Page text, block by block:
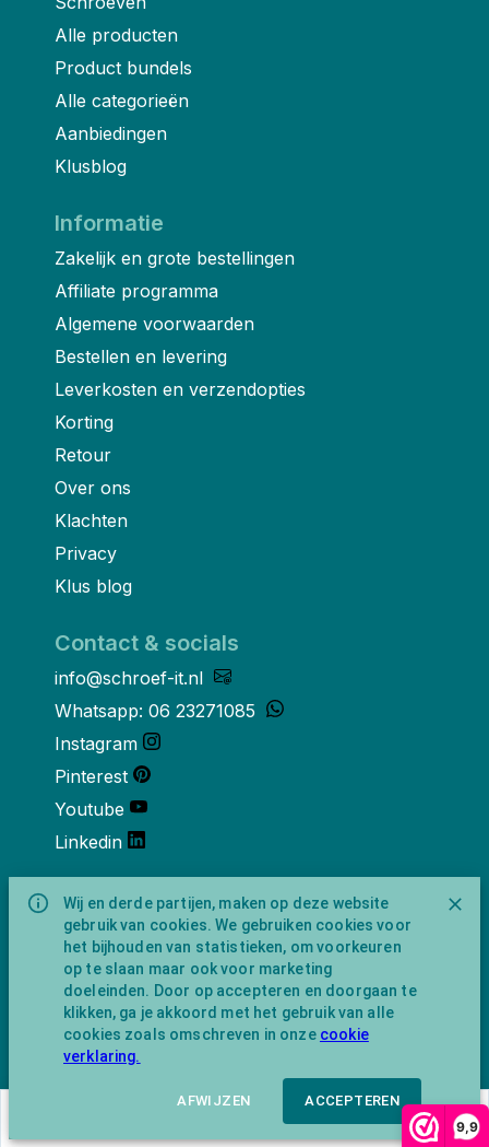
9,9
Wij en derde partijen, maken op deze website
gebruik van cookies. We gebruiken cookies voor
het bijhouden van statistieken, om voorkeuren
op te slaan maar ook voor marketing
doeleinden. Door op accepteren en doorgaan te
klikken, ga je akkoord met het gebruik van alle
cookies zoals omschreven in onze cookie
verklaring.
AFWIJZEN ACCEPTEREN
In winkelwagen
Alle producten
Product bundels
Alle categorieën
Aanbiedingen
Klusblog
Informatie
Zakelijk en grote bestellingen
Affiliate programma
Algemene voorwaarden
Bestellen en levering
Leverkosten en verzendopties
Korting
Retour
Over ons
Klachten
Privacy
Klus blog
Contact & socials
info@schroef-it.nl
Whatsapp: 06 23271085
Instagram
Pinterest
Youtube
Linkedin
Over ons
Schroef-it is een handelsnaam van
NewFeather B.V. geregisteerd onder KVK
nummer 91702593 met BTW-
identificatienummer NL865743009B01.
Postadres Amsterdamseweg 91 1422 AC
Uithoorn (geen bezoekadres).